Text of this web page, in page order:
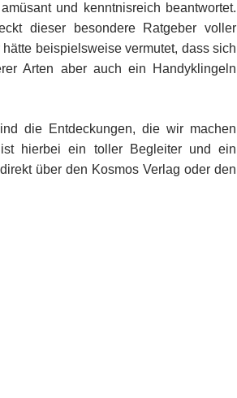
und kenntnisreich beantwortet.
dieser besondere Ratgeber voller
beispielsweise vermutet, dass sich
Arten aber auch ein Handyklingeln
die Entdeckungen, die wir machen
hierbei ein toller Begleiter und ein
über den Kosmos Verlag oder den